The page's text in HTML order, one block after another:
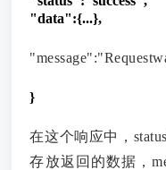
"data":{...},
}
在这个响应中，
存放返回的数据，